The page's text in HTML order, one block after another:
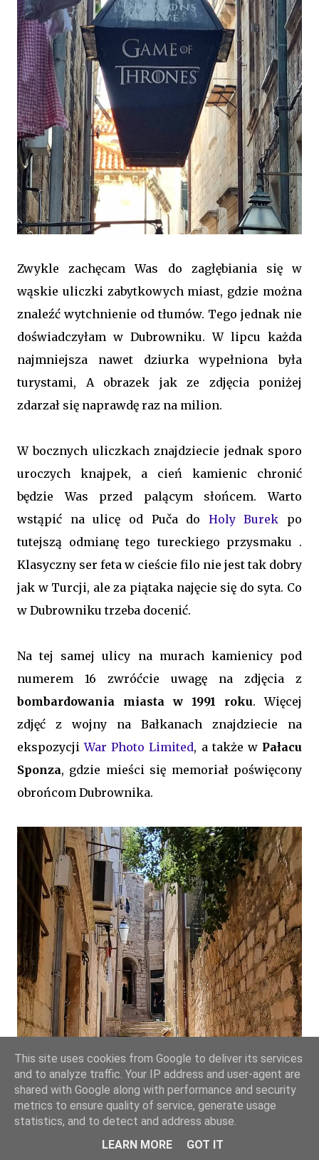
Zwykle zachęcam Was do zagłębiania się w
wąskie uliczki zabytkowych miast, gdzie można
znaleźć wytchnienie od tłumów. Tego jednak nie
doświadczyłam w Dubrowniku. W lipcu każda
najmniejsza nawet dziurka wypełniona była
turystami, A obrazek jak ze zdjęcia poniżej
zdarzał się naprawdę raz na milion.
W bocznych uliczkach znajdziecie jednak sporo
uroczych knajpek, a cień kamienic chronić
będzie Was przed palącym słońcem. Warto
wstąpić na ulicę od Puča do Holy Burek po
tutejszą odmianę tego tureckiego przysmaku .
Klasyczny ser feta w cieście filo nie jest tak dobry
jak w Turcji, ale za piątaka najęcie się do syta. Co
w Dubrowniku trzeba docenić.
Na tej samej ulicy na murach kamienicy pod
numerem 16 zwróćcie uwagę na zdjęcia z
bombardowania miasta w 1991 roku. Więcej
zdjęć z wojny na Bałkanach znajdziecie na
ekspozycjiWar Photo Limited, a także w Pałacu
Sponza, gdzie mieści się memoriał poświęcony
obrońcom Dubrownika.
This site uses cookies from Google to deliver its services
and to analyze traffic. Your IP address and user-agent are
shared with Google along with performance and security
metrics to ensure quality of service, generate usage
statistics, and to detect and address abuse.
LEARN MORE
GOT IT